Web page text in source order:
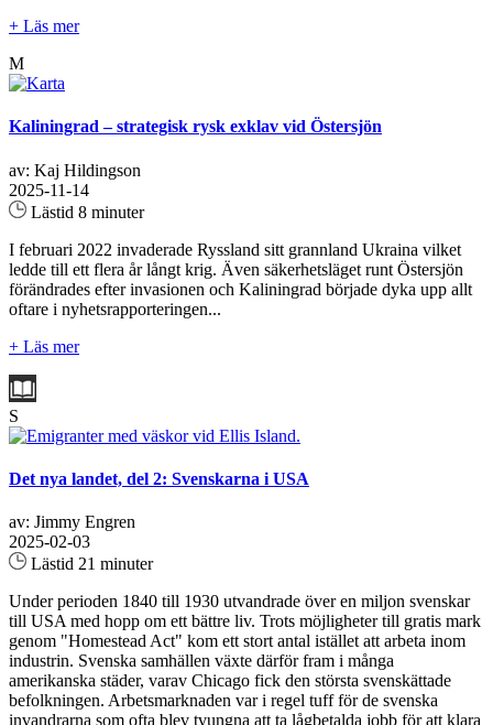
+ Läs mer
M
Kaliningrad – strategisk rysk exklav vid Östersjön
av: Kaj Hildingson
2025-11-14
Lästid 8 minuter
I februari 2022 invaderade Ryssland sitt grannland Ukraina vilket
ledde till ett flera år långt krig. Även säkerhetsläget runt Östersjön
förändrades efter invasionen och Kaliningrad började dyka upp allt
oftare i nyhetsrapporteringen...
+ Läs mer
S
Det nya landet, del 2: Svenskarna i USA
av: Jimmy Engren
2025-02-03
Lästid 21 minuter
Under perioden 1840 till 1930 utvandrade över en miljon svenskar
till USA med hopp om ett bättre liv. Trots möjligheter till gratis mark
genom "Homestead Act" kom ett stort antal istället att arbeta inom
industrin. Svenska samhällen växte därför fram i många
amerikanska städer, varav Chicago fick den största svenskättade
befolkningen. Arbetsmarknaden var i regel tuff för de svenska
invandrarna som ofta blev tvungna att ta lågbetalda jobb för att klara